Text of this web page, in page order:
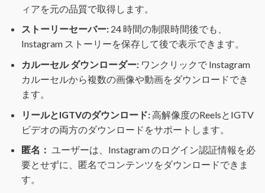
ィアを元の品質で取得します。
ストーリーセーバー:24 時間の制限時間後でも、
Instagram ストーリーを保存して後で表示できます。
カルーセル ダウンローダー:ワンクリックで Instagram
カルーセルから複数の画像や動画をダウンロードでき
ます。
リールとIGTVのダウンロード:高解像度のReelsとIGTV
ビデオの両方のダウンロードをサポートします。
匿名： ユーザーは、Instagram のログイン認証情報を必
要とせずに、匿名でコンテンツをダウンロードできま
す。